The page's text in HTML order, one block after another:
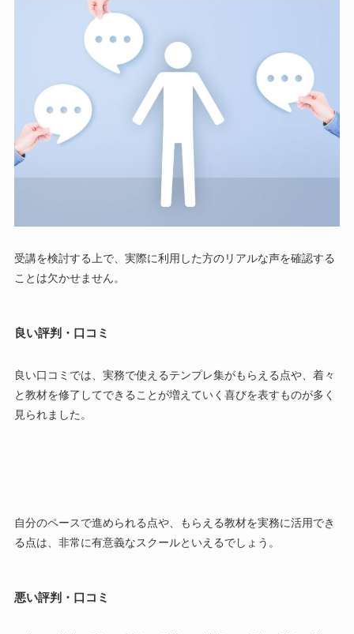
受講を検討する上で、実際に利用した方のリアルな声を確認する
ことは欠かせません。
良い評判・口コミ
良い口コミでは、実務で使えるテンプレ集がもらえる点や、着々
と教材を修了してできることが増えていく喜びを表すものが多く
見られました。
自分のペースで進められる点や、もらえる教材を実務に活用でき
る点は、非常に有意義なスクールといえるでしょう。
悪い評判・口コミ